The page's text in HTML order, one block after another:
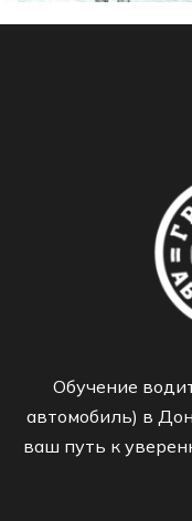
Обучение
автомобиль) в
ваш путь к